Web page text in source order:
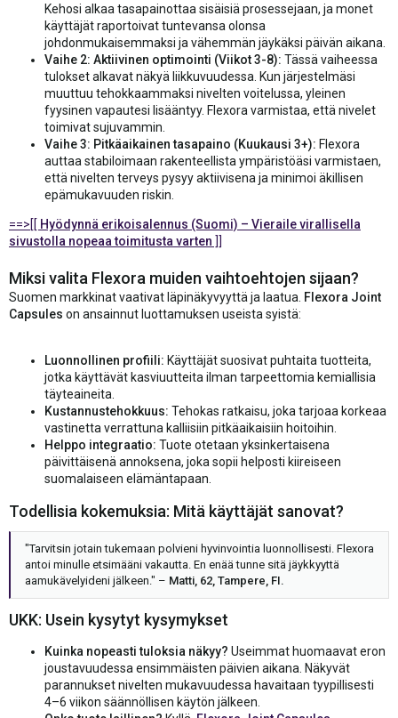
Kehosi alkaa tasapainottaa sisäisiä prosessejaan, ja monet
käyttäjät raportoivat tuntevansa olonsa
johdonmukaisemmaksi ja vähemmän jäykäksi päivän aikana.
Vaihe 2: Aktiivinen optimointi (Viikot 3-8): Tässä vaiheessa
tulokset alkavat näkyä liikkuvuudessa. Kun järjestelmäsi
muuttuu tehokkaammaksi nivelten voitelussa, yleinen
fyysinen vapautesi lisääntyy. Flexora varmistaa, että nivelet
toimivat sujuvammin.
Vaihe 3: Pitkäaikainen tasapaino (Kuukausi 3+): Flexora
auttaa stabiloimaan rakenteellista ympäristöäsi varmistaen,
että nivelten terveys pysyy aktiivisena ja minimoi äkillisen
epämukavuuden riskin.
==>[[ Hyödynnä erikoisalennus (Suomi) – Vieraile virallisella
sivustolla nopeaa toimitusta varten ]]
Miksi valita Flexora muiden vaihtoehtojen sijaan?
Suomen markkinat vaativat läpinäkyvyyttä ja laatua. Flexora Joint
Capsules on ansainnut luottamuksen useista syistä:
Luonnollinen profiili: Käyttäjät suosivat puhtaita tuotteita,
jotka käyttävät kasviuutteita ilman tarpeettomia kemiallisia
täyteaineita.
Kustannustehokkuus: Tehokas ratkaisu, joka tarjoaa korkeaa
vastinetta verrattuna kalliisiin pitkäaikaisiin hoitoihin.
Helppo integraatio: Tuote otetaan yksinkertaisena
päivittäisenä annoksena, joka sopii helposti kiireiseen
suomalaiseen elämäntapaan.
Todellisia kokemuksia: Mitä käyttäjät sanovat?
"Tarvitsin jotain tukemaan polvieni hyvinvointia luonnollisesti. Flexora
antoi minulle etsimääni vakautta. En enää tunne sitä jäykkyyttä
aamukävelyideni jälkeen." – Matti, 62, Tampere, FI.
UKK: Usein kysytyt kysymykset
Kuinka nopeasti tuloksia näkyy? Useimmat huomaavat eron
joustavuudessa ensimmäisten päivien aikana. Näkyvät
parannukset nivelten mukavuudessa havaitaan tyypillisesti
4–6 viikon säännöllisen käytön jälkeen.